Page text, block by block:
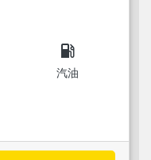
local_gas_station
汽油